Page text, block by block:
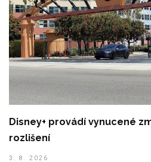
Disney+ provádí vynucené
rozlišení
3. 8. 2026